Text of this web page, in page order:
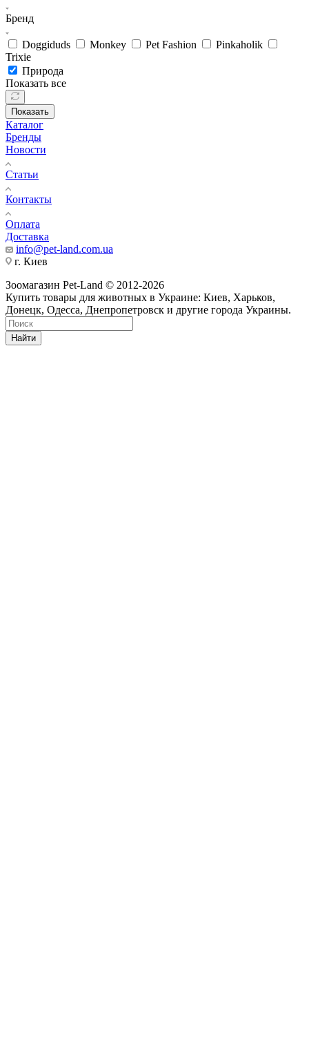
Бренд
Doggiduds Monkey Pet Fashion
Pinkaholik
Trixie
Природа
Показать все
Показать
Каталог
Бренды
Новости
Статьи
Контакты
Оплата
Доставка
info@pet-land.com.ua
г. Киев
Зоомагазин Pet-Land © 2012-2026
Купить товары для животных в Украине: Киев, Харьков,
Донецк, Одесса, Днепропетровск и другие города Украины.
Найти